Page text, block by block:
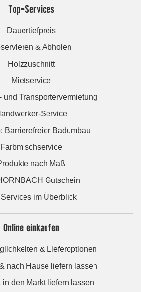
Top-Services
Dauertiefpreis
& Abholen
Holzzuschnitt
Mietservice
und Transportervermietung
Service
Barrierefreier Badumbau
Farbmischservice
nach Maß
Gutschein
im Überblick
Online einkaufen
& Lieferoptionen
nach Hause liefern lassen
in den Markt liefern lassen